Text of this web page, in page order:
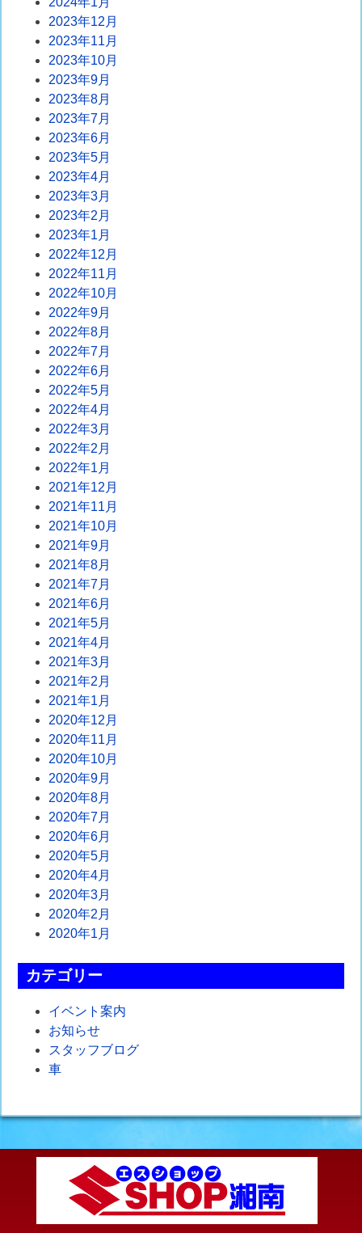
2023年12月
2023年11月
2023年10月
2023年9月
2023年8月
2023年7月
2023年6月
2023年5月
2023年4月
2023年3月
2023年2月
2023年1月
2022年12月
2022年11月
2022年10月
2022年9月
2022年8月
2022年7月
2022年6月
2022年5月
2022年4月
2022年3月
2022年2月
2022年1月
2021年12月
2021年11月
2021年10月
2021年9月
2021年8月
2021年7月
2021年6月
2021年5月
2021年4月
2021年3月
2021年2月
2021年1月
2020年12月
2020年11月
2020年10月
2020年9月
2020年8月
2020年7月
2020年6月
2020年5月
2020年4月
2020年3月
2020年2月
2020年1月
カテゴリー
イベント案内
お知らせ
スタッフブログ
車